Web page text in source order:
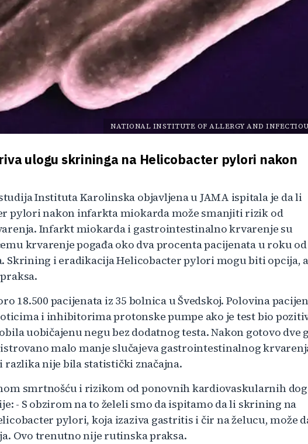
NATIONAL INSTITUTE OF ALLERGY AND
ulogu skrininga na Helicobacter pylori nakon
Instituta Karolinska objavljena u JAMA ispitala je da li
pylori nakon infarkta miokarda može smanjiti rizik od
Infarkt miokarda i gastrointestinalno krvarenje su
krvarenje pogađa oko dva procenta pacijenata u roku od
Skrining i eradikacija Helicobacter pylori mogu biti opcija,
18.500 pacijenata iz 35 bolnica u Švedskoj. Polovina
i inhibitorima protonske pumpe ako je test bio
uobičajenu negu bez dodatnog testa. Nakon gotovo dve
malo manje slučajeva gastrointestinalnog
nije bila statistički značajna.
smrtnošću i rizikom od ponovnih kardiovaskularnih
- S obzirom na to želeli smo da ispitamo da li skrining na
pylori, koja izaziva gastritis i čir na želucu, može
Ovo trenutno nije rutinska praksa.